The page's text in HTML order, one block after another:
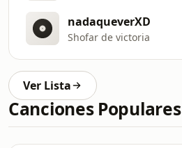
nadaqueverXD
Shofar de victoria
Ver Lista
Canciones Populares